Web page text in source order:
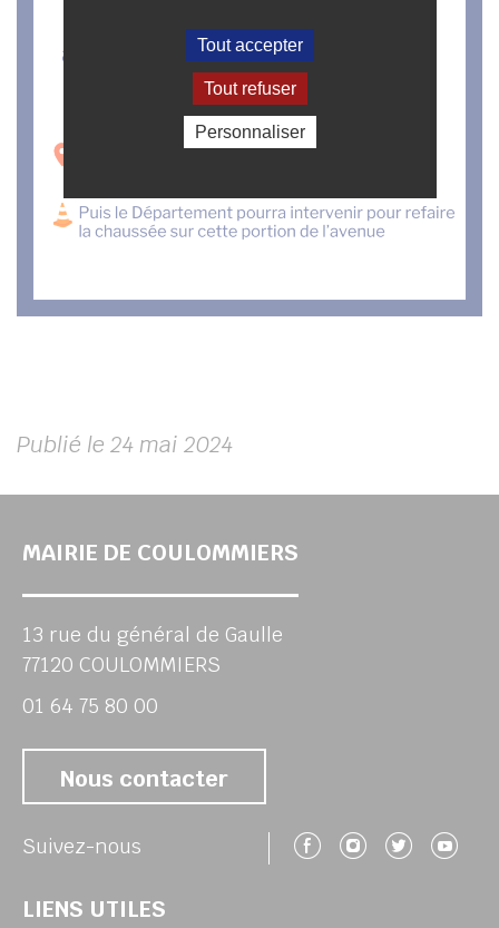
Publié le 24 mai 2024
MAIRIE DE COULOMMIERS
13 rue du général de Gaulle
77120 COULOMMIERS
01 64 75 80 00
Nous contacter
Suivez-nous Suivez-nous
Suivez-
LIENS UTILES
Tout accepter
Tout refuser
Personnaliser